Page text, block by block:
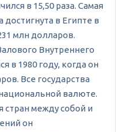
в 15,50 раза. Самая
в Египте в
млн долларов.
Внутреннего
в 1980 году, когда он
Все государства
валюте.
стран между собой и
он